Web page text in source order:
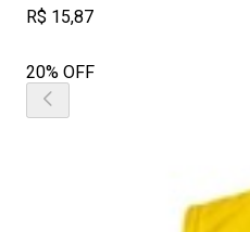
R$ 15,87
20% OFF